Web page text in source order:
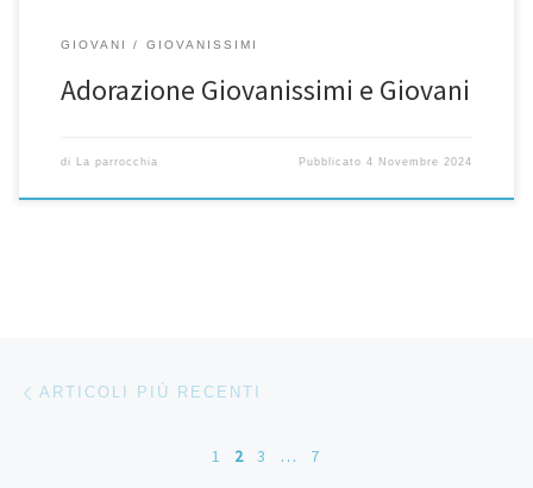
GIOVANI GIOVANISSIMI
Adorazione Giovanissimi e Giovani
di La parrocchia Pubblicato4 Novembre 2024
Navigazione articoli
ARTICOLI PIÙ RECENTI
1 2 3 … 7